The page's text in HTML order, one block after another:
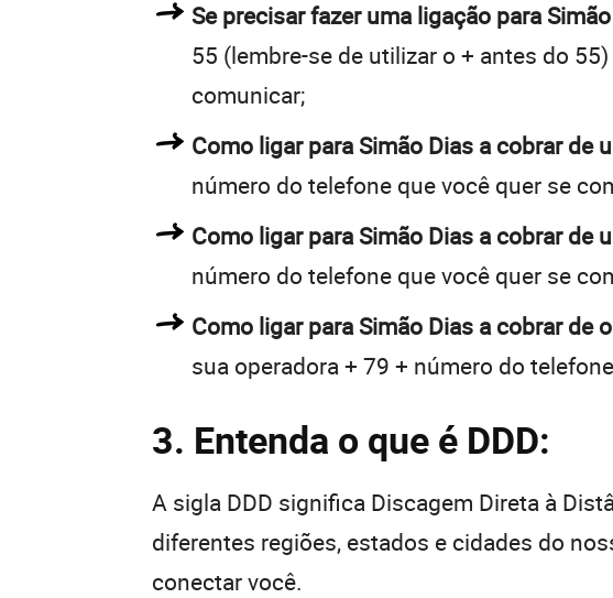
Se precisar fazer uma ligação para
55 (lembre-se de utilizar o + antes do
comunicar;
Como ligar para Simão Dias a cobrar de
número do telefone que você quer se
Como ligar para Simão Dias a cobrar de
número do telefone que você quer se
Como ligar para Simão Dias a cobrar
sua operadora + 79 + número do
3. Entenda o que é DDD:
A sigla DDD significa Discagem Direta à
diferentes regiões, estados e cidades do
conectar você.